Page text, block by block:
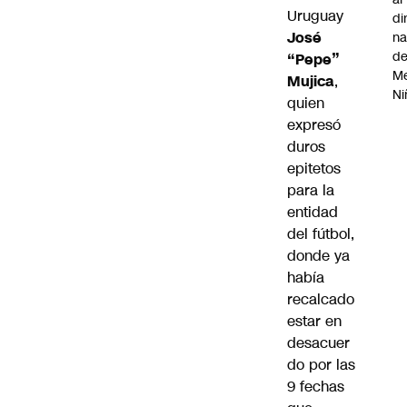
Uruguay
José
“Pepe”
Mujica,
quien
expresó
duros
epitetos
para la
entidad
del fútbol,
donde ya
había
recalcado
estar en
desacuer
do por las
9 fechas
de